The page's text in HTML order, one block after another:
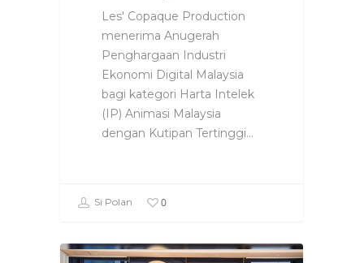
Les' Copaque Production
menerima Anugerah
Penghargaan Industri
Ekonomi Digital Malaysia
bagi kategori Harta Intelek
(IP) Animasi Malaysia
dengan Kutipan Tertinggi…
Si Polan 0